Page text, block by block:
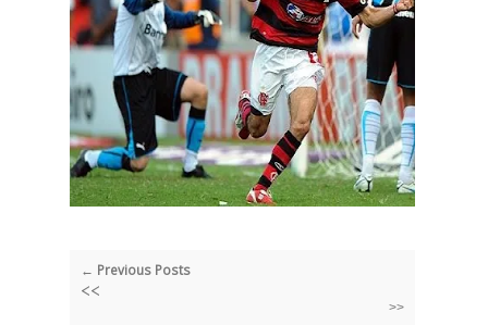
← Previous Posts
<<
>>